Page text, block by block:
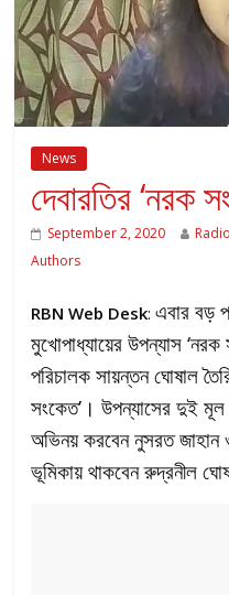
News
দেবারতির ‘নরক
September 2, 2020
Authors
RBN Web Desk:এবার বড়
মুখোপাধ্যায়ের উপন্যাস
পরিচালক সায়ন্তন ঘোষাল
সংকেত’। উপন্যাসের দুই মূল
অভিনয় করবেন নুসরত জাহান
ভূমিকায় থাকবেন রুদ্রনীল